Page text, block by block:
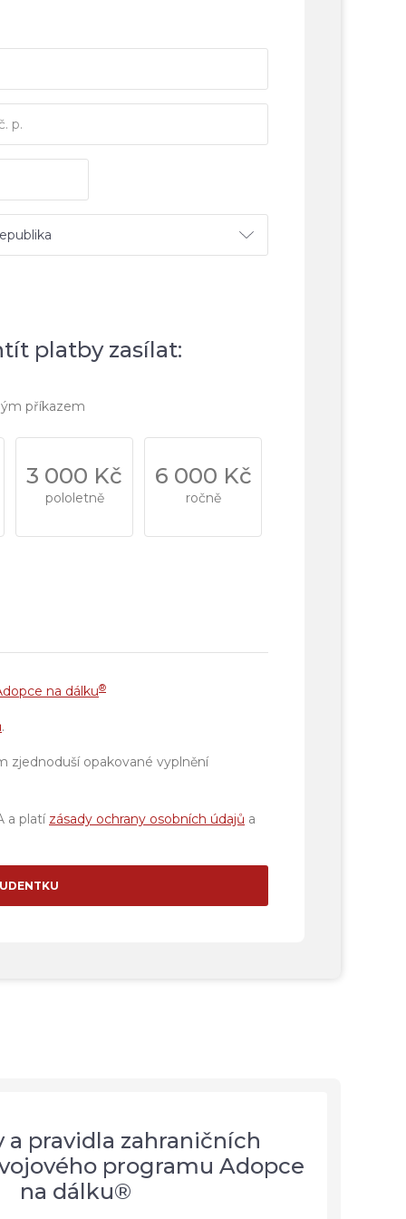
platby zasílat:
příkazem
3 000 Kč
pololetně
6 000 Kč
ročně
na dálku®
.
zjednoduší opakované vyplnění
a platí zásady ochrany osobních údajů a
pravidla zahraničních
programu Adopce
na dálku®